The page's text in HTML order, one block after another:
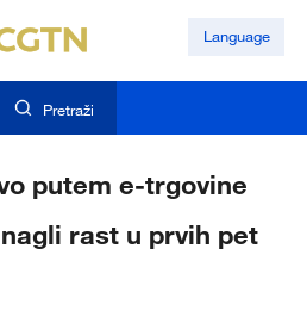
Language
Pretraži
putem e-trgovine
rast u prvih pet